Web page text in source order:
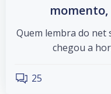
momento,
Quem lembra do net
chegou a
25